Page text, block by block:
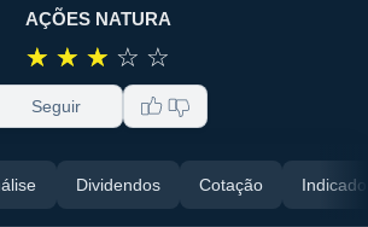
AÇÕES NATURA
☆ ☆ ☆ ☆ ☆
Seguir
Dividendos Cotação